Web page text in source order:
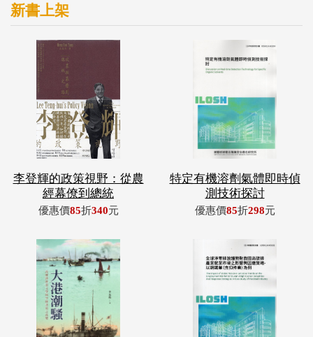
新書上架
李登輝的政策視野：從農
經幕僚到總統
優惠價85折340元
特定有機溶劑氣體即時偵
測技術探討
優惠價85折298元